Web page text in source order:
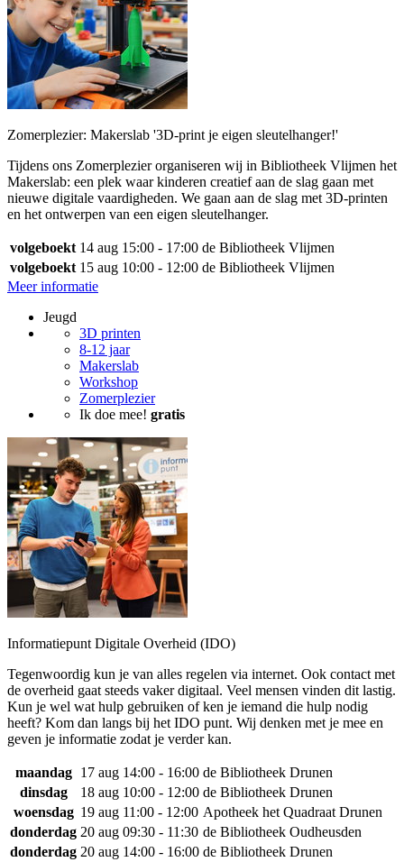
Zomerplezier: Makerslab '3D-print je eigen sleutelhanger!'
Tijdens ons Zomerplezier organiseren wij in Bibliotheek Vlijmen het
Makerslab: een plek waar kinderen creatief aan de slag gaan met
nieuwe digitale vaardigheden. We gaan aan de slag met 3D-printen
en het ontwerpen van een eigen sleutelhanger.
volgeboekt 14 aug 15:00 - 17:00 de Bibliotheek Vlijmen
volgeboekt 15 aug 10:00 - 12:00 de Bibliotheek Vlijmen
Meer informatie
Jeugd
3D printen
8-12 jaar
Makerslab
Workshop
Zomerplezier
Ik doe mee! gratis
Informatiepunt Digitale Overheid (IDO)
Tegenwoordig kun je van alles regelen via internet. Ook contact met
de overheid gaat steeds vaker digitaal. Veel mensen vinden dit lastig.
Kun je wel wat hulp gebruiken of ken je iemand die hulp nodig
heeft? Kom dan langs bij het IDO punt. Wij denken met je mee en
geven je informatie zodat je verder kan.
maandag 17 aug 14:00 - 16:00 de Bibliotheek Drunen
dinsdag
18 aug 10:00 - 12:00 de Bibliotheek Drunen
woensdag 19 aug 11:00 - 12:00 Apotheek het Quadraat Drunen
donderdag 20 aug 09:30 - 11:30 de Bibliotheek Oudheusden
donderdag 20 aug 14:00 - 16:00 de Bibliotheek Drunen